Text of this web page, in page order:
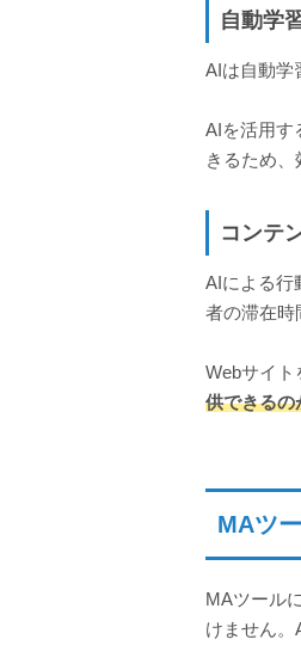
自動学
AIは自動学
AIを活用す
きるため、
コンテ
AIによる行
者の滞在時
Webサイト
供できるの
MAツ
MAツール
けません。